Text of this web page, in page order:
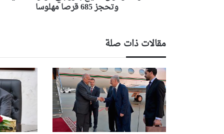
وتحجز 685 قرصا مهلوسا
مقالات ذات صلة